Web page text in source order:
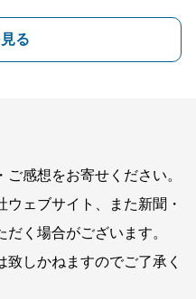
る
感想をお寄せください。
ェブサイト、また新聞・
く場合がございます。
しかねますのでご了承く